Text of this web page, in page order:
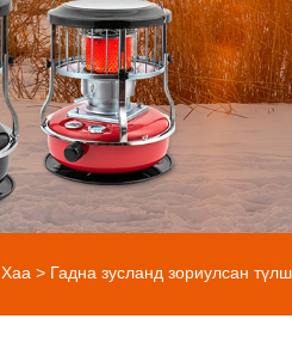
> Гадна зусланд зориулсан